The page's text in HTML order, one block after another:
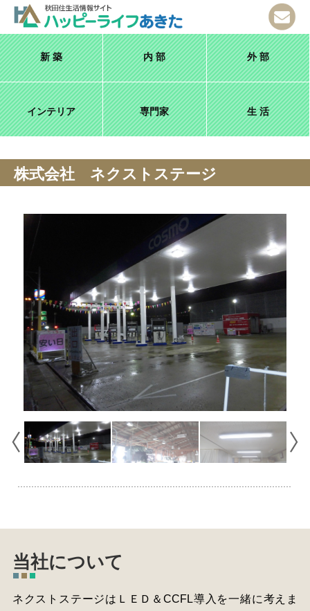
新 築 内 部 外 部
インテリア 専門家 生 活
株式会社 ネクストステージ
当社について
ネクストステージはＬＥＤ＆CCFL導入を一緒に考えま